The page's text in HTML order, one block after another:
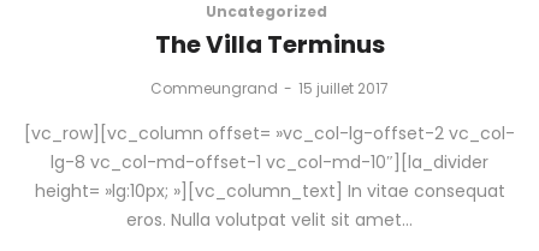
Uncategorized
The Villa Terminus
by
Commeungrand 15 juillet 2017
[vc_row][vc_column offset= »vc_col-lg-offset-2 vc_col-
lg-8 vc_col-md-offset-1 vc_col-md-10″][la_divider
height= »lg:10px; »][vc_column_text] In vitae consequat
eros. Nulla volutpat velit sit amet…